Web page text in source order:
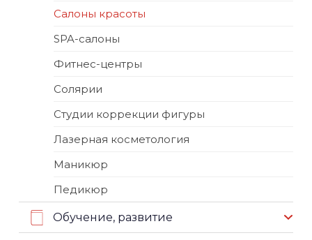
Салоны красоты
SPA-салоны
Фитнес-центры
Солярии
Студии коррекции фигуры
Лазерная косметология
Маникюр
Педикюр
Обучение, развитие